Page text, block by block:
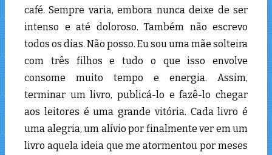
café. Sempre varia, embora nunca deixe de ser
intenso e até doloroso. Também não escrevo
todos os dias. Não posso. Eu sou uma mãe solteira
com três filhos e tudo o que isso envolve
consome muito tempo e energia. Assim,
terminar um livro, publicá-lo e fazê-lo chegar
aos leitores é uma grande vitória. Cada livro é
uma alegria, um alívio por finalmente ver em um
livro aquela ideia que me atormentou por meses